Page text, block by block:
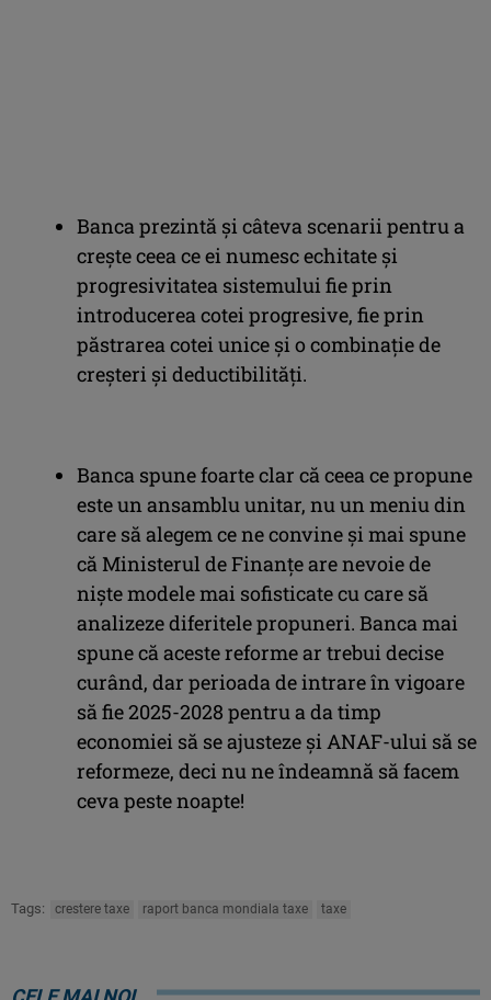
Banca prezintă și câteva scenarii pentru a
crește ceea ce ei numesc echitate și
progresivitatea sistemului fie prin
introducerea cotei progresive, fie prin
păstrarea cotei unice și o combinație de
creșteri și deductibilități.
Banca spune foarte clar că ceea ce propune
este un ansamblu unitar, nu un meniu din
care să alegem ce ne convine și mai spune
că Ministerul de Finanțe are nevoie de
niște modele mai sofisticate cu care să
analizeze diferitele propuneri. Banca mai
spune că aceste reforme ar trebui decise
curând, dar perioada de intrare în vigoare
să fie 2025-2028 pentru a da timp
economiei să se ajusteze și ANAF-ului să se
reformeze, deci nu ne îndeamnă să facem
ceva peste noapte!
Tags: crestere taxe raport banca mondiala taxe taxe